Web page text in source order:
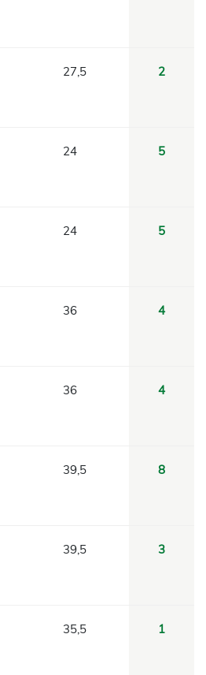
27,5 2
24 5
24 5
36 4
36 4
39,5 8
39,5 3
35,5 1